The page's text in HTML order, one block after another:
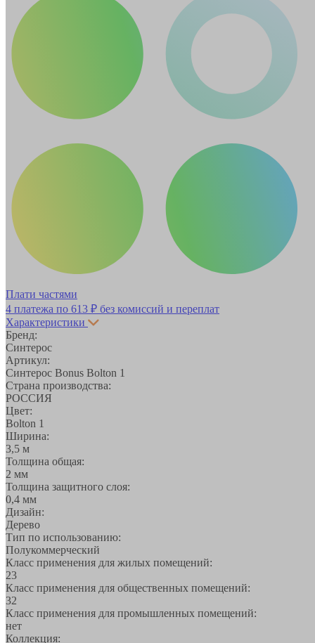
Плати частями
4 платежа по 613 ₽ без комиссий и переплат
Характеристики
Бренд:
Синтерос
Артикул:
Синтерос Bonus Bolton 1
Страна производства:
РОССИЯ
Цвет:
Bolton 1
Ширина:
3,5 м
Толщина общая:
2 мм
Толщина защитного слоя:
0,4 мм
Дизайн:
Дерево
Тип по использованию:
Полукоммерческий
Класс применения для жилых помещений:
23
Класс применения для общественных помещений:
32
Класс применения для промышленных помещений:
нет
Коллекция: